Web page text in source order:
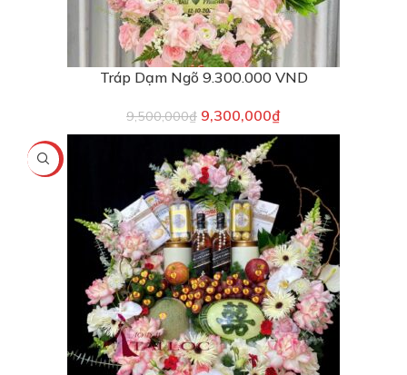
Tráp Dạm Ngõ 9.300.000 VND
9,500,000₫ 9,300,000₫
-9%